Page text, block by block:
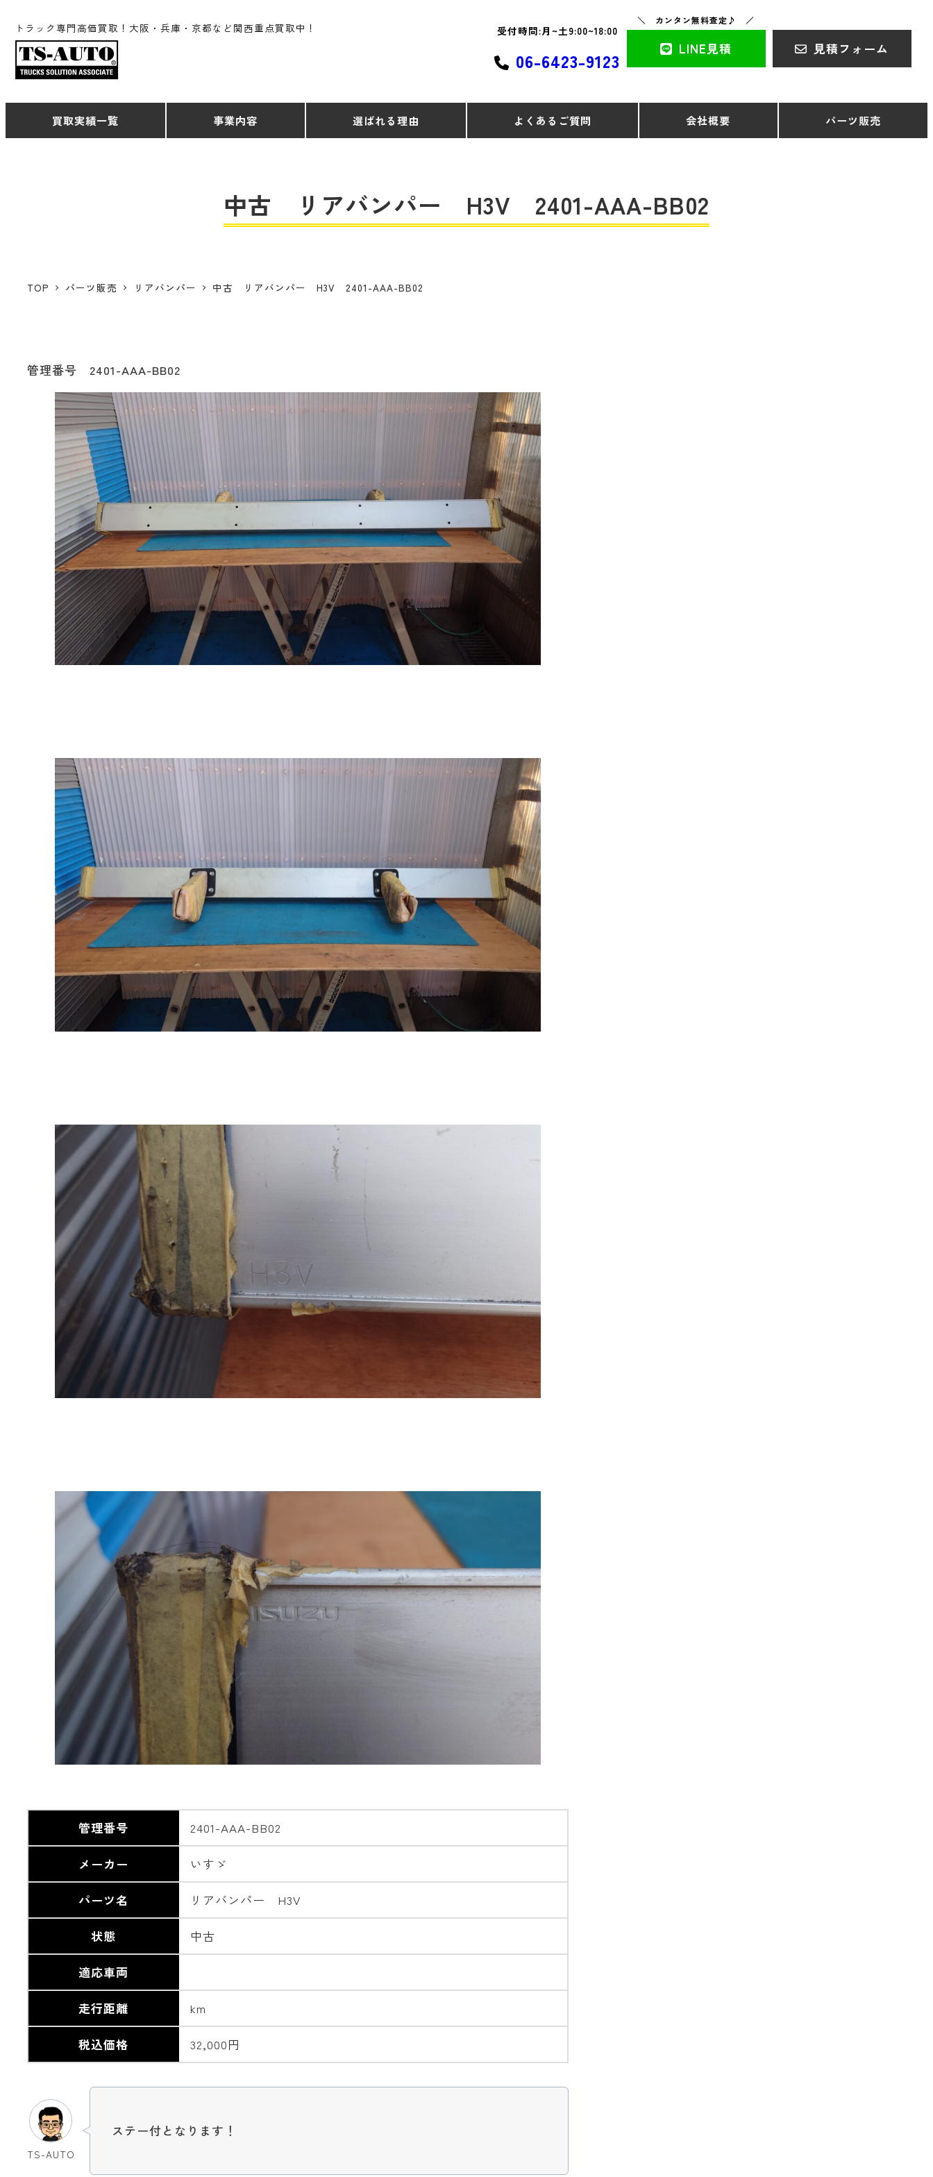
トラック専門高価買取！大阪・兵庫・京都など関西重点買取中！ 受付時間:月~土9:00~18:00
06-6423-9123
＼ カンタン無料査定♪ ／
LINE見積 見積フォーム
買取実績一覧 事業内容 選ばれる理由 よくあるご質問 会社概要 パーツ販売
中古 リアバンパー H3V 2401-AAA-BB02
TOP パーツ販売 リアバンパー 中古 リアバンパー H3V 2401-AAA-BB02
管理番号 2401-AAA-BB02
管理番号 2401-AAA-BB02
メーカー いすゞ
パーツ名 リアバンパー H3V
状態 中古
適応車両
走行距離 km
税込価格 32,000円
TS-AUTO
ステー付となります！